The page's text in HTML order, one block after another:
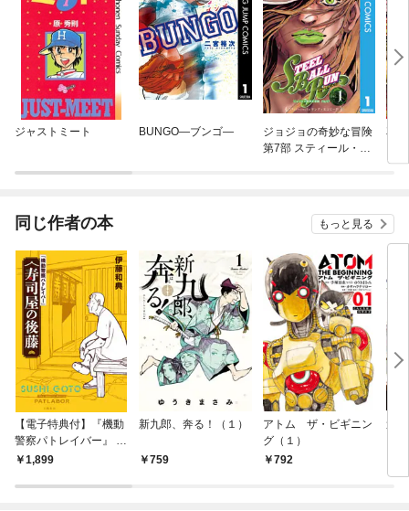
ジャストミート BUNGO—ブンゴ—
ジョジョの奇妙な冒険
第7部 スティール・ボ
花
同じ作者の本 もっと見る
【電子特典付】『機動
警察パトレイバー』 寿
司屋の後藤
1,899
新九郎、奔る！（１）
759
アトム ザ・ビギニン
グ（１）
792
週
ビ